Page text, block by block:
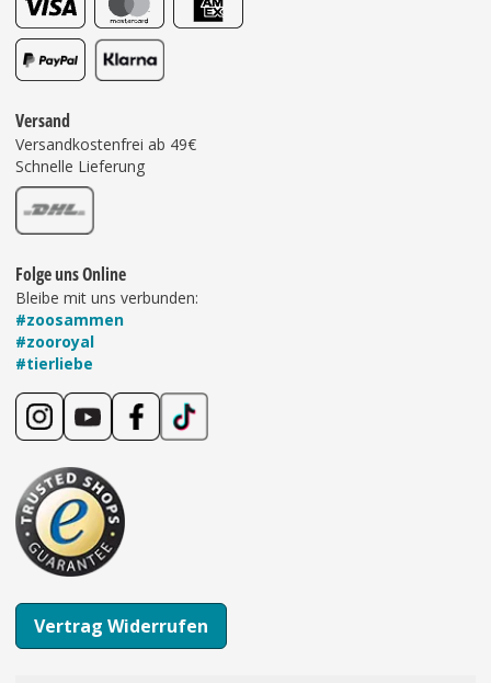
Versand
Versandkostenfrei ab 49€
Schnelle Lieferung
Folge uns Online
Bleibe mit uns verbunden:
#zoosammen
#zooroyal
#tierliebe
Vertrag Widerrufen